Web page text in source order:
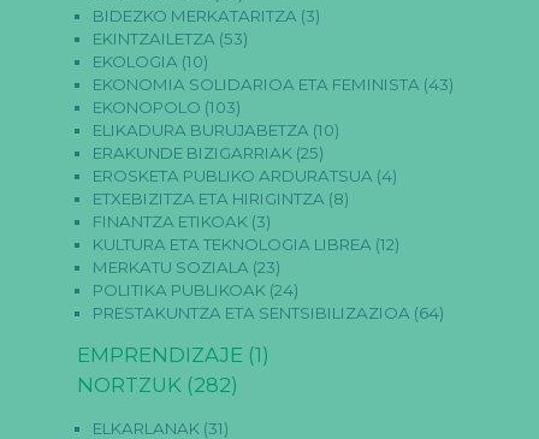
BIDEZKO MERKATARITZA (3)
EKINTZAILETZA (53)
EKOLOGIA (10)
EKONOMIA SOLIDARIOA ETA FEMINISTA (43)
EKONOPOLO (103)
ELIKADURA BURUJABETZA (10)
ERAKUNDE BIZIGARRIAK (25)
EROSKETA PUBLIKO ARDURATSUA (4)
ETXEBIZITZA ETA HIRIGINTZA (8)
FINANTZA ETIKOAK (3)
KULTURA ETA TEKNOLOGIA LIBREA (12)
MERKATU SOZIALA (23)
POLITIKA PUBLIKOAK (24)
PRESTAKUNTZA ETA SENTSIBILIZAZIOA (64)
EMPRENDIZAJE(1)
NORTZUK(282)
ELKARLANAK (31)